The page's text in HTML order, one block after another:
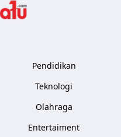
Pendidikan
Teknologi
Olahraga
Entertaiment